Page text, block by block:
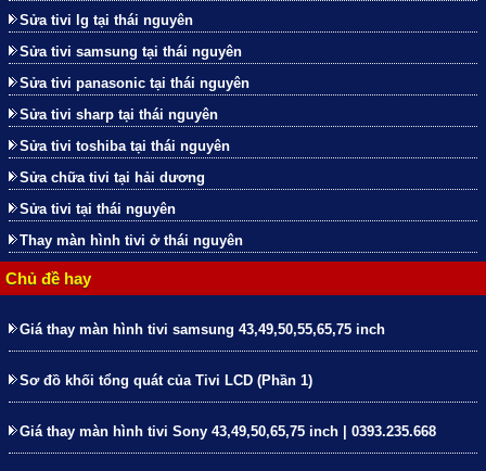
Sửa tivi lg tại thái nguyên
Sửa tivi samsung tại thái nguyên
Sửa tivi panasonic tại thái nguyên
Sửa tivi sharp tại thái nguyên
Sửa tivi toshiba tại thái nguyên
Sửa chữa tivi tại hải dương
Sửa tivi tại thái nguyên
Thay màn hình tivi ở thái nguyên
Chủ đề hay
Giá thay màn hình tivi samsung 43,49,50,55,65,75 inch
Sơ đồ khối tổng quát của Tivi LCD (Phần 1)
Giá thay màn hình tivi Sony 43,49,50,65,75 inch | 0393.235.668